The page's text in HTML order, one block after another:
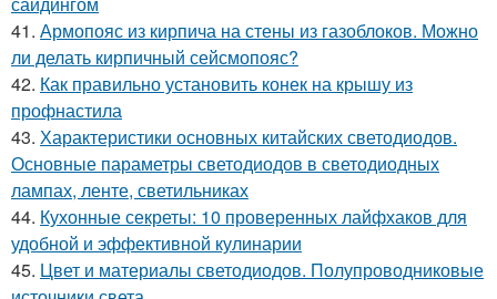
41. Армопояс из кирпича на стены из газоблоков. Можно
ли делать кирпичный сейсмопояс?
42. Как правильно установить конек на крышу из
профнастила
43. Характеристики основных китайских светодиодов.
Основные параметры светодиодов в светодиодных
лампах, ленте, светильниках
44. Кухонные секреты: 10 проверенных лайфхаков для
удобной и эффективной кулинарии
45. Цвет и материалы светодиодов. Полупроводниковые